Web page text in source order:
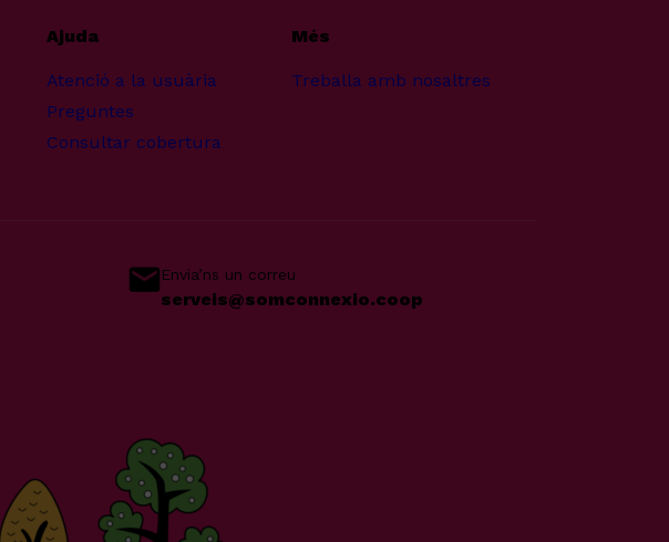
Ajuda
Atenció a la usuària
Preguntes
Consultar cobertura
Més
Treballa amb nosaltres
Envia’ns un correu
serveis@somconnexio.coop